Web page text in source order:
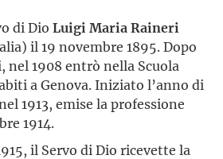
di Dio Luigi Maria Raineri
il 19 novembre 1895. Dopo
1908 entrò nella Scuola
a Genova. Iniziato l’anno di
1913, emise la professione
1914.
il Servo di Dio ricevette la